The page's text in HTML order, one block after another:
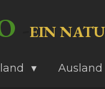
EIN
Ausland